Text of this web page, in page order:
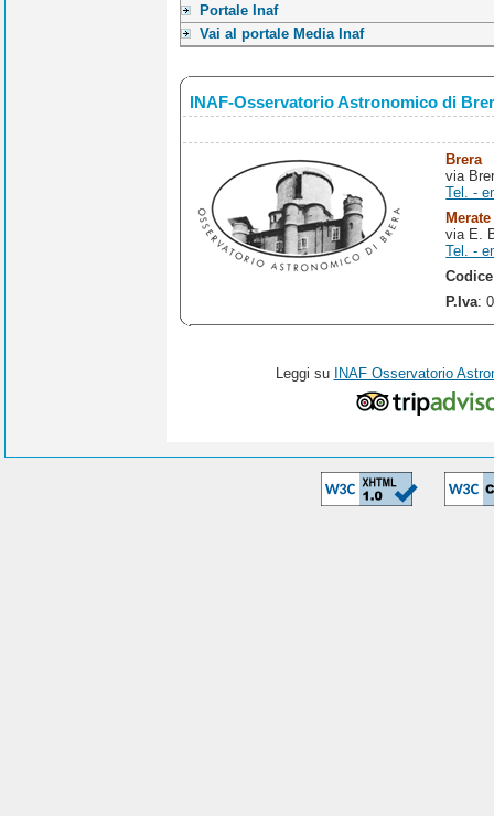
Portale Inaf
Vai al portale Media Inaf
INAF-Osservatorio Astronomico di
Brera
via
Tel. -
Merate
via E.
Tel. -
P.Iva:
Leggi su INAF Osservatorio